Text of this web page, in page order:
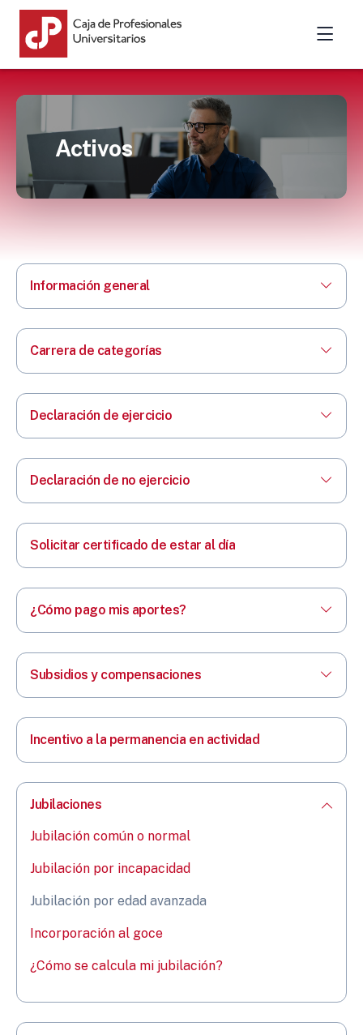
Activos
Información general
Carrera de categorías
Declaración de ejercicio
Declaración de no ejercicio
Solicitar certificado de estar al día
¿Cómo pago mis aportes?
Subsidios y compensaciones
Incentivo a la permanencia en actividad
Jubilaciones
Jubilación común o normal
Jubilación por incapacidad
Jubilación por edad avanzada
Incorporación al goce
¿Cómo se calcula mi jubilación?